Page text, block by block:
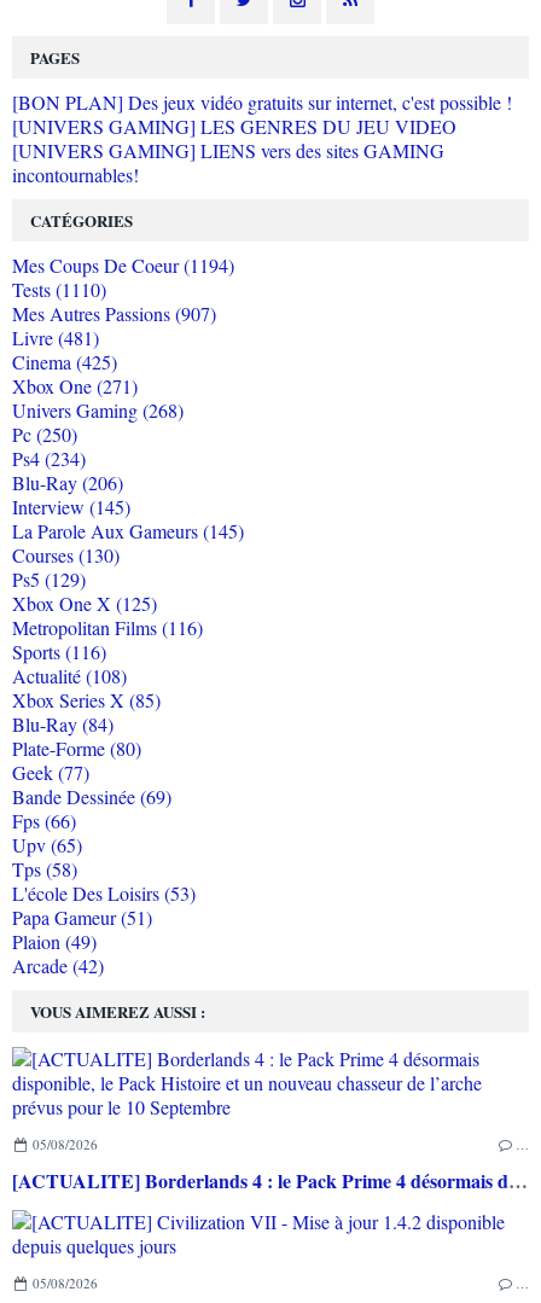
VOUS AIMEREZ AUSSI :
05/08/2026
[ACTUALITE] Borderlands 4 : le Pack Prime 4 désormais disponible, le Pack Histoire et un nouveau chasseur de l’arche prévus pour le 10 Septembre
05/08/2026
PAGES
[BON PLAN] Des jeux vidéo gratuits sur internet, c'est possible !
[UNIVERS GAMING] LES GENRES DU JEU VIDEO
[UNIVERS GAMING] LIENS vers des sites GAMING
incontournables!
CATÉGORIES
Mes Coups De Coeur (1194)
Tests (1110)
Mes Autres Passions (907)
Livre (481)
Cinema (425)
Xbox One (271)
Univers Gaming (268)
Pc (250)
Ps4 (234)
Blu-Ray (206)
Interview (145)
La Parole Aux Gameurs (145)
Courses (130)
Ps5 (129)
Xbox One X (125)
Metropolitan Films (116)
Sports (116)
Actualité (108)
Xbox Series X (85)
Blu-Ray (84)
Plate-Forme (80)
Geek (77)
Bande Dessinée (69)
Fps (66)
Upv (65)
Tps (58)
L'école Des Loisirs (53)
Papa Gameur (51)
Plaion (49)
Arcade (42)